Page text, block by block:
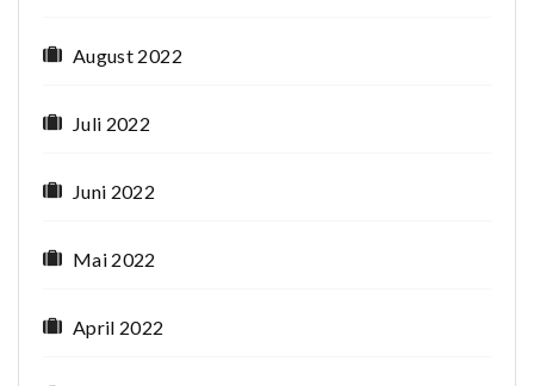
August 2022
Juli 2022
Juni 2022
Mai 2022
April 2022